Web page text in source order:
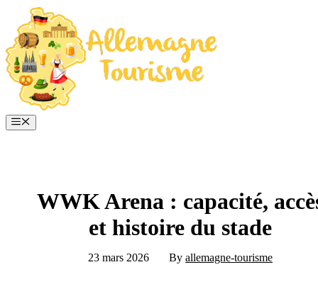
contenu
Menu
WWK Arena : capacité,
et histoire du stade
23 mars 2026 By allemagne-tourisme